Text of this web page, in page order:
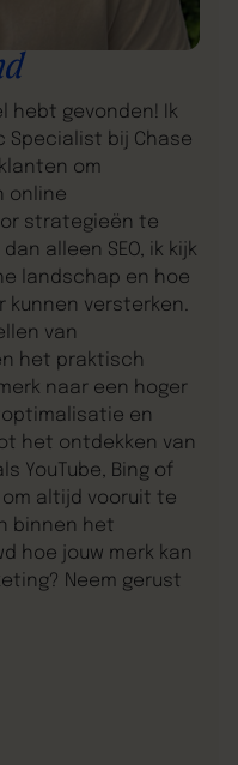
hebt gevonden! Ik
Specialist bij Chase
om
online
strategieën te
alleen SEO, ik kijk
landschap en hoe
kunnen versterken.
van
het praktisch
naar een hoger
en
het ontdekken van
YouTube, Bing of
om altijd vooruit te
binnen het
hoe jouw merk kan
Neem gerust